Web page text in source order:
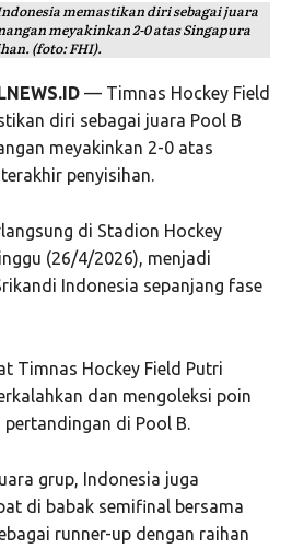
memastikan diri sebagai juara
meyakinkan 2-0 atas Singapura
(foto: FHI).
— Timnas Hockey Field
diri sebagai juara Pool B
meyakinkan 2-0 atas
penyisihan.
di Stadion Hockey
(26/4/2026), menjadi
Indonesia sepanjang fase
Timnas Hockey Field Putri
dan mengoleksi poin
di Pool B.
grup, Indonesia juga
di babak semifinal bersama
runner-up dengan raihan